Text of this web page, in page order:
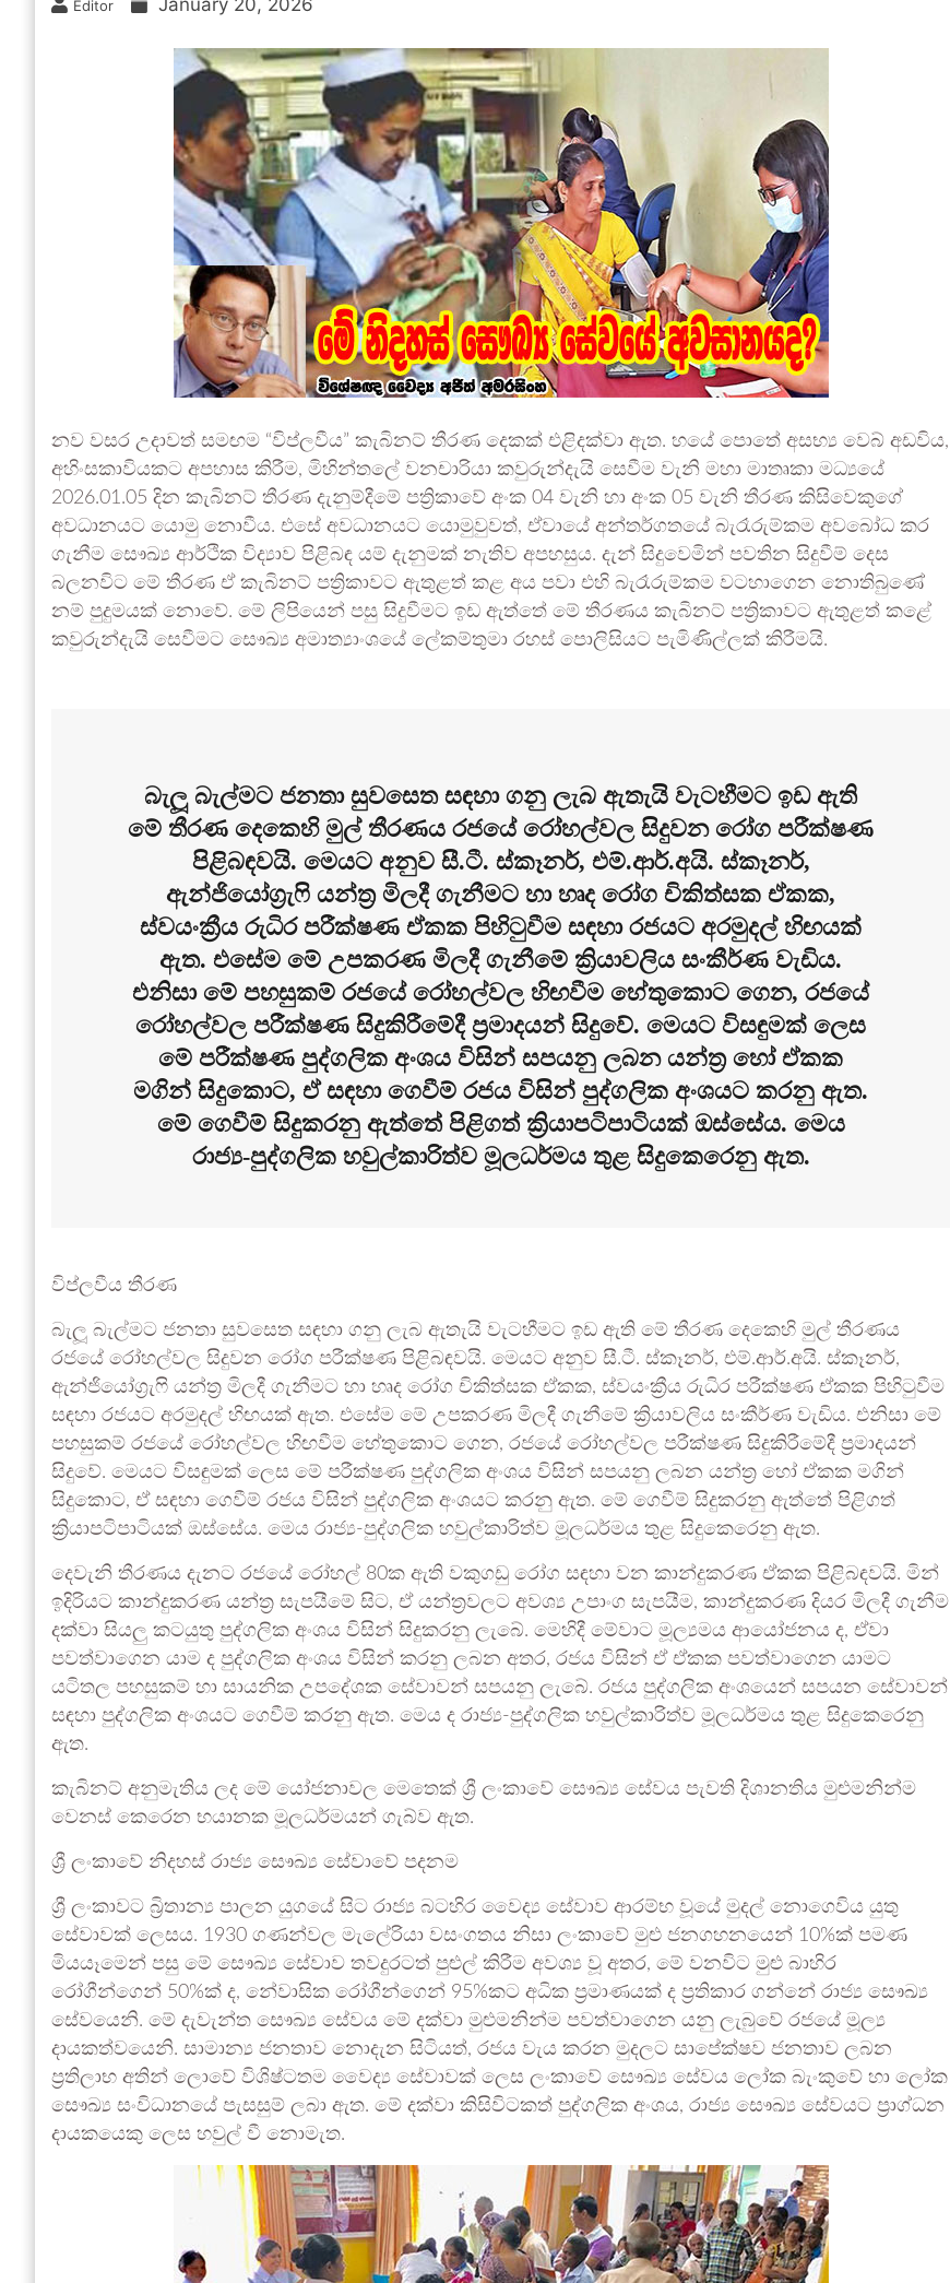
Editor January 20, 2026
නව වසර උදාවත් සමඟම “විප්ලවීය” කැබිනට් තීරණ දෙකක් එළිදක්වා ඇත. හයේ පොතේ අසභ්‍ය වෙබ් අඩවිය,
අහිංසකාවියකට අපහාස කිරීම, මිහින්තලේ වනචාරියා කවුරුන්දැයි සෙවීම වැනි මහා මාතෘකා මධ්‍යයේ
2026.01.05 දින කැබිනට් තීරණ දැනුම්දීමේ පත්‍රිකාවේ අංක 04 වැනි හා අංක 05 වැනි තීරණ කිසිවෙකුගේ
අවධානයට යොමු නොවීය. එසේ අවධානයට යොමුවුවත්, ඒවායේ අන්තර්ගතයේ බැරෑරුම්කම අවබෝධ කර
ගැනීම සෞඛ්‍ය ආර්ථික විද්‍යාව පිළිබඳ යම් දැනුමක් නැතිව අපහසුය. දැන් සිදුවෙමින් පවතින සිදුවීම් දෙස
බලනවිට මේ තීරණ ඒ කැබිනට් පත්‍රිකාවට ඇතුළත් කළ අය පවා එහි බැරෑරුම්කම වටහාගෙන නොතිබුණේ
නම් පුදුමයක් නොවේ. මේ ලිපියෙන් පසු සිදුවීමට ඉඩ ඇත්තේ මේ තීරණය කැබිනට් පත්‍රිකාවට ඇතුළත් කළේ
කවුරුන්දැයි සෙවීමට සෞඛ්‍ය අමාත්‍යාංශයේ ලේකම්තුමා රහස් පොලිසියට පැමිණිල්ලක් කිරීමයි.
බැලූ බැල්මට ජනතා සුවසෙත සඳහා ගනු ලැබ ඇතැයි වැටහීමට ඉඩ ඇති
මේ තීරණ දෙකෙහි මුල් තීරණය රජයේ රෝහල්වල සිදුවන රෝග පරීක්ෂණ
පිළිබඳවයි. මෙයට අනුව සී.ටී. ස්කෑනර්, එම්.ආර්.අයි. ස්කෑනර්,
ඇන්ජියෝග්‍රැෆි යන්ත්‍ර මිලදී ගැනීමට හා හෘද රෝග චිකිත්සක ඒකක,
ස්වයංක්‍රීය රුධිර පරීක්ෂණ ඒකක පිහිටුවීම සඳහා රජයට අරමුදල් හිඟයක්
ඇත. එසේම මේ උපකරණ මිලදී ගැනීමේ ක්‍රියාවලිය සංකීර්ණ වැඩිය.
එනිසා මේ පහසුකම් රජයේ රෝහල්වල හිඟවීම හේතුකොට ගෙන, රජයේ
රෝහල්වල පරීක්ෂණ සිදුකිරීමේදී ප්‍රමාදයන් සිදුවේ. මෙයට විසඳුමක් ලෙස
මේ පරීක්ෂණ පුද්ගලික අංශය විසින් සපයනු ලබන යන්ත්‍ර හෝ ඒකක
මගින් සිදුකොට, ඒ සඳහා ගෙවීම් රජය විසින් පුද්ගලික අංශයට කරනු ඇත.
මේ ගෙවීම් සිදුකරනු ඇත්තේ පිළිගත් ක්‍රියාපටිපාටියක් ඔස්සේය. මෙය
රාජ්‍ය-පුද්ගලික හවුල්කාරිත්ව මූලධර්මය තුළ සිදුකෙරෙනු ඇත.
විප්ලවීය තීරණ
බැලූ බැල්මට ජනතා සුවසෙත සඳහා ගනු ලැබ ඇතැයි වැටහීමට ඉඩ ඇති මේ තීරණ දෙකෙහි මුල් තීරණය
රජයේ රෝහල්වල සිදුවන රෝග පරීක්ෂණ පිළිබඳවයි. මෙයට අනුව සී.ටී. ස්කෑනර්, එම්.ආර්.අයි. ස්කෑනර්,
ඇන්ජියෝග්‍රැෆි යන්ත්‍ර මිලදී ගැනීමට හා හෘද රෝග චිකිත්සක ඒකක, ස්වයංක්‍රීය රුධිර පරීක්ෂණ ඒකක පිහිටුවීම
සඳහා රජයට අරමුදල් හිඟයක් ඇත. එසේම මේ උපකරණ මිලදී ගැනීමේ ක්‍රියාවලිය සංකීර්ණ වැඩිය. එනිසා මේ
පහසුකම් රජයේ රෝහල්වල හිඟවීම හේතුකොට ගෙන, රජයේ රෝහල්වල පරීක්ෂණ සිදුකිරීමේදී ප්‍රමාදයන්
සිදුවේ. මෙයට විසඳුමක් ලෙස මේ පරීක්ෂණ පුද්ගලික අංශය විසින් සපයනු ලබන යන්ත්‍ර හෝ ඒකක මගින්
සිදුකොට, ඒ සඳහා ගෙවීම් රජය විසින් පුද්ගලික අංශයට කරනු ඇත. මේ ගෙවීම් සිදුකරනු ඇත්තේ පිළිගත්
ක්‍රියාපටිපාටියක් ඔස්සේය. මෙය රාජ්‍ය-පුද්ගලික හවුල්කාරිත්ව මූලධර්මය තුළ සිදුකෙරෙනු ඇත.
දෙවැනි තීරණය දැනට රජයේ රෝහල් 80ක ඇති වකුගඩු රෝග සඳහා වන කාන්දුකරණ ඒකක පිළිබඳවයි. මින්
ඉදිරියට කාන්දුකරණ යන්ත්‍ර සැපයීමේ සිට, ඒ යන්ත්‍රවලට අවශ්‍ය උපාංග සැපයීම, කාන්දුකරණ දියර මිලදී ගැනීම
දක්වා සියලු කටයුතු පුද්ගලික අංශය විසින් සිදුකරනු ලැබේ. මෙහිදී මේවාට මූල්‍යමය ආයෝජනය ද, ඒවා
පවත්වාගෙන යාම ද පුද්ගලික අංශය විසින් කරනු ලබන අතර, රජය විසින් ඒ ඒකක පවත්වාගෙන යාමට
යටිතල පහසුකම් හා සායනික උපදේශක සේවාවන් සපයනු ලැබේ. රජය පුද්ගලික අංශයෙන් සපයන සේවාවන්
සඳහා පුද්ගලික අංශයට ගෙවීම් කරනු ඇත. මෙය ද රාජ්‍ය-පුද්ගලික හවුල්කාරිත්ව මූලධර්මය තුළ සිදුකෙරෙනු
ඇත.
කැබිනට් අනුමැතිය ලද මේ යෝජනාවල මෙතෙක් ශ්‍රී ලංකාවේ සෞඛ්‍ය සේවය පැවති දිශානතිය මුළුමනින්ම
වෙනස් කෙරෙන භයානක මූලධර්මයන් ගැබ්ව ඇත.
ශ්‍රී ලංකාවේ නිදහස් රාජ්‍ය සෞඛ්‍ය සේවාවේ පදනම
ශ්‍රී ලංකාවට බ්‍රිතාන්‍ය පාලන යුගයේ සිට රාජ්‍ය බටහිර වෛද්‍ය සේවාව ආරම්භ වූයේ මුදල් නොගෙවිය යුතු
සේවාවක් ලෙසය. 1930 ගණන්වල මැලේරියා වසංගතය නිසා ලංකාවේ මුළු ජනගහනයෙන් 10%ක් පමණ
මියයෑමෙන් පසු මේ සෞඛ්‍ය සේවාව තවදුරටත් පුළුල් කිරීම අවශ්‍ය වූ අතර, මේ වනවිට මුළු බාහිර
රෝගීන්ගෙන් 50%ක් ද, නේවාසික රෝගීන්ගෙන් 95%කට අධික ප්‍රමාණයක් ද ප්‍රතිකාර ගන්නේ රාජ්‍ය සෞඛ්‍ය
සේවයෙනි. මේ දැවැන්ත සෞඛ්‍ය සේවය මේ දක්වා මුළුමනින්ම පවත්වාගෙන යනු ලැබුවේ රජයේ මූල්‍ය
දායකත්වයෙනි. සාමාන්‍ය ජනතාව නොදැන සිටියත්, රජය වැය කරන මුදලට සාපේක්ෂව ජනතාව ලබන
ප්‍රතිලාභ අතින් ලොවේ විශිෂ්ටතම වෛද්‍ය සේවාවක් ලෙස ලංකාවේ සෞඛ්‍ය සේවය ලෝක බැංකුවේ හා ලෝක
සෞඛ්‍ය සංවිධානයේ පැසසුම් ලබා ඇත. මේ දක්වා කිසිවිටකත් පුද්ගලික අංශය, රාජ්‍ය සෞඛ්‍ය සේවයට ප්‍රාග්ධන
දායකයෙකු ලෙස හවුල් වී නොමැත.